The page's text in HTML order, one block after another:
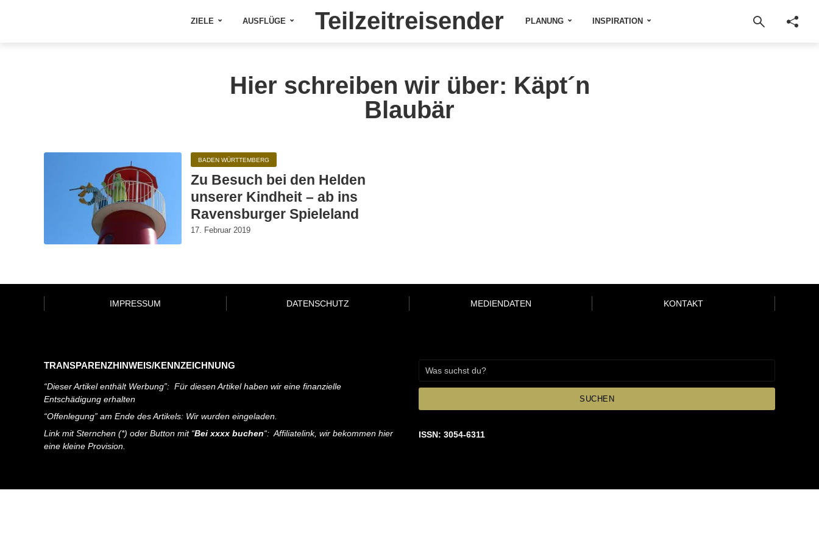
ZIELE AUSFLÜGE Teilzeitreisender PLANUNG INSPIRATION
Hier schreiben wir über: Käpt´n
Blaubär
BADEN WÜRTTEMBERG
Zu Besuch bei den Helden
unserer Kindheit – ab ins
Ravensburger Spieleland
17. Februar 2019
IMPRESSUM DATENSCHUTZ MEDIENDATEN KONTAKT
TRANSPARENZHINWEIS/KENNZEICHNUNG
“Dieser Artikel enthält Werbung”: Für diesen Artikel haben wir eine finanzielle
Entschädigung erhalten
“Offenlegung” am Ende des Artikels: Wir wurden eingeladen.
Link mit Sternchen (*) oder Button mit “Bei xxxx buchen“: Affiliatelink, wir bekommen hier
eine kleine Provision.
SUCHEN
ISSN: 3054-6311